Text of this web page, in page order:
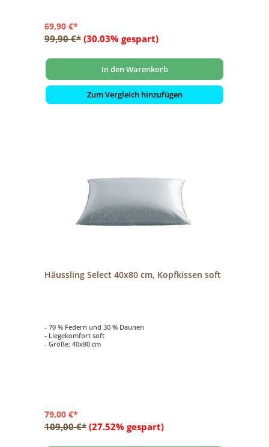
69,90 €*
99,90 €* (30.03% gespart)
In den Warenkorb
Zum Vergleich hinzufügen
Häussling Select 40x80 cm, Kopfkissen soft
- 70 % Federn und 30 % Daunen
- Liegekomfort soft
- Größe: 40x80 cm
79,00 €*
109,00 €* (27.52% gespart)